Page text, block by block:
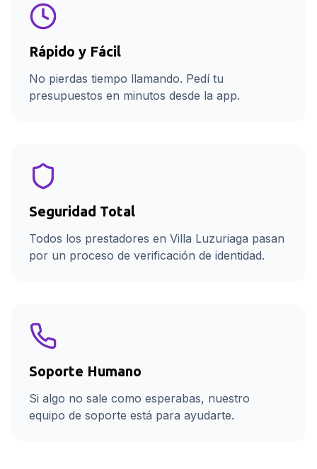
Rápido y Fácil
No pierdas tiempo llamando. Pedí tu
presupuestos en minutos desde la app.
Seguridad Total
Todos los prestadores en Villa Luzuriaga pasan
por un proceso de verificación de identidad.
Soporte Humano
Si algo no sale como esperabas, nuestro
equipo de soporte está para ayudarte.